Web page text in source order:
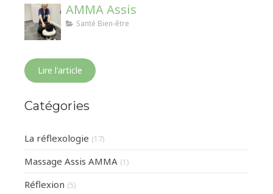
AMMA Assis
Santé Bien-être
Lire l'article
Catégories
La réflexologie (17)
Massage Assis AMMA (1)
Réflexion (5)